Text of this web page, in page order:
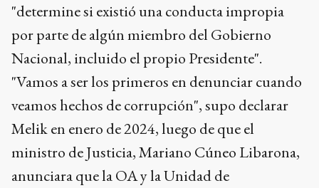
"determine si existió una conducta impropia
por parte de algún miembro del Gobierno
Nacional, incluido el propio Presidente".
"Vamos a ser los primeros en denunciar cuando
veamos hechos de corrupción", supo declarar
Melik en enero de 2024, luego de que el
ministro de Justicia, Mariano Cúneo Libarona,
anunciara que la OA y la Unidad de